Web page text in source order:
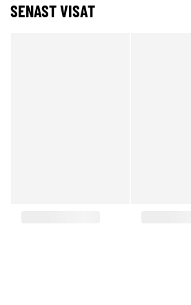
SENAST VISAT